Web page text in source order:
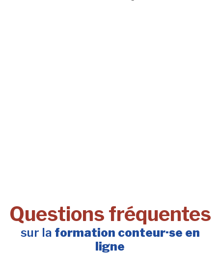
Questions fréquentes
sur la formation conteur·se en
ligne